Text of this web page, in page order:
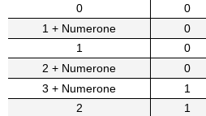
0
0
1 + Numerone
0
1
0
2 + Numerone
0
3 + Numerone
1
2
1